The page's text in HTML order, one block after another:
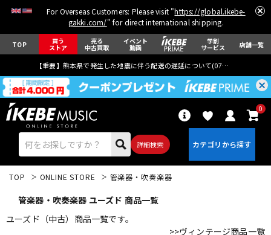
For Overseas Customers: Please visit "https://global.ikebe-
gakki.com/" for direct international shipping.
TOP 買う
ストア
売る
中古買取
イベント
動画
学割
サービス 店舗一覧
【重要】熊本県で発生した地震に伴う配送の遅延について(07月29日
詳細検索
0
TOP ONLINE STORE 管楽器・吹奏楽器
管楽器・吹奏楽器 ユーズド 商品一覧
ユーズド（中古）商品一覧です。
>>ヴィンテージ商品一覧